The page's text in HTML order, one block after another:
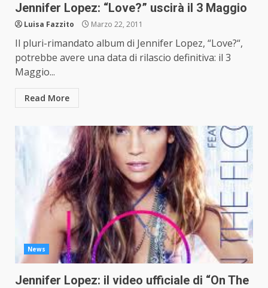
Jennifer Lopez: “Love?” uscirà il 3 Maggio
Luisa Fazzito Marzo 22, 2011
Il pluri-rimandato album di Jennifer Lopez, “Love?“,
potrebbe avere una data di rilascio definitiva: il 3
Maggio...
Read More
News
Jennifer Lopez: il video ufficiale di “On The